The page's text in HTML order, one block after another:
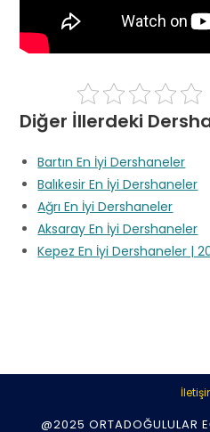
Diğer İllerdeki
Bartın En İyi Dershaneler
Balıkesir En İyi Dershaneler
Ağrı En İyi Dershaneler
Aksaray En İyi Dershaneler
Kepez En İyi Dershaneler |
@2025 ORTADOĞULULAR